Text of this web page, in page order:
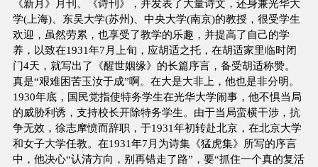
《新月》月刊、《诗刊》，并发表了大量诗文，还身兼光华大
学(上海)、东吴大学(苏州)、中央大学(南京)的教授，很受学生
欢迎，虽然劳累，也享受了教学的乐趣，并提高了自己的学
养，以致在1931年7月上旬，应胡适之托，在胡适家里临时闭
门4天，就写出了《醒世姻缘》的长篇序言，备受胡适称赞。
真是“艰难困苦玉汝于成”啊。在大是大非上，他也是非分明。
1930年底，国民党指使特务学生在光华大学闹事，他不惧当局
的威胁利诱，支持校长开除特务学生。由于当局蛮横干涉，抗
争无效，徐志摩愤而辞职，于1931年初转赴北京，在北京大学
和女子大学任教。在1931年7月为诗集《猛虎集》所写的序言
中，他决心“认清方向，别再错走了路”，要“抓住一个真的复活